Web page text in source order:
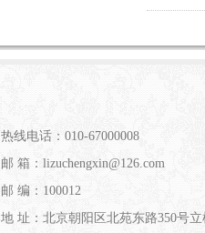
热线电话：010-67000008
邮 箱：lizuchengxin@126.com
邮 编：100012
地 址：北京朝阳区北苑东路350号立